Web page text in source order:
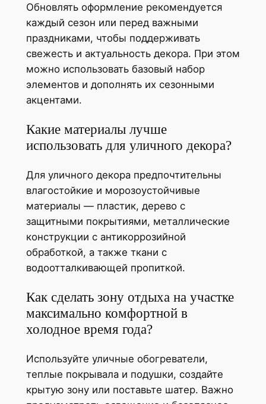
Обновлять оформление рекомендуется
каждый сезон или перед важными
праздниками, чтобы поддерживать
свежесть и актуальность декора. При этом
можно использовать базовый набор
элементов и дополнять их сезонными
акцентами.
Какие материалы лучше
использовать для уличного декора?
Для уличного декора предпочтительны
влагостойкие и морозоустойчивые
материалы — пластик, дерево с
защитными покрытиями, металлические
конструкции с антикоррозийной
обработкой, а также ткани с
водоотталкивающей пропиткой.
Как сделать зону отдыха на участке
максимально комфортной в
холодное время года?
Используйте уличные обогреватели,
теплые покрывала и подушки, создайте
крытую зону или поставьте шатер. Важно